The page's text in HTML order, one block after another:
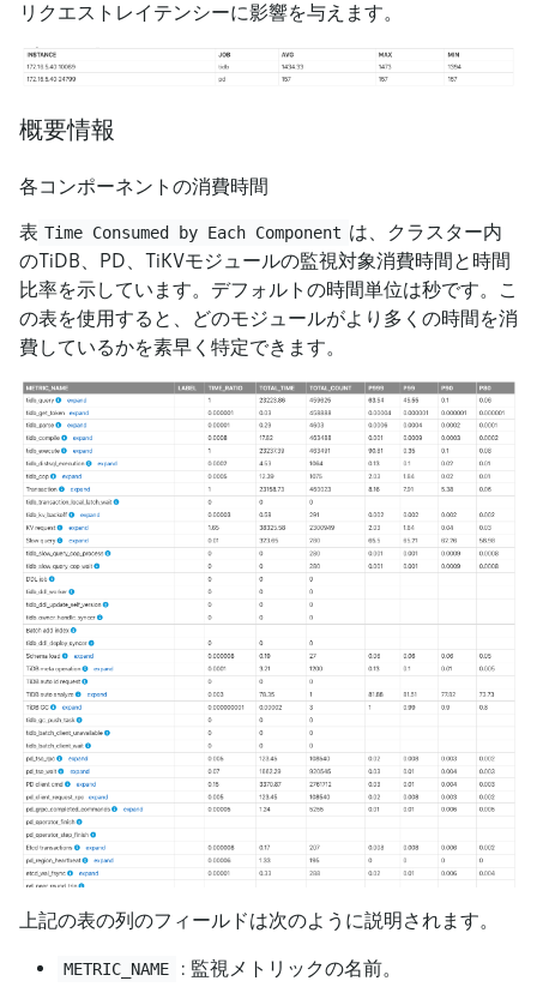
リクエストレイテンシーに影響を与えます。
概要情報
各コンポーネントの消費時間
表 Time Consumed by Each Component は、クラスター内
のTiDB、PD、TiKVモジュールの監視対象消費時間と時間
比率を示しています。デフォルトの時間単位は秒です。こ
の表を使用すると、どのモジュールがより多くの時間を消
費しているかを素早く特定できます。
上記の表の列のフィールドは次のように説明されます。
METRIC_NAME : 監視メトリックの名前。